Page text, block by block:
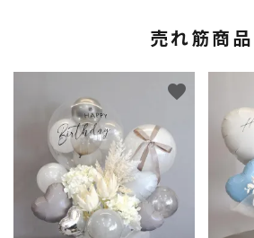
売れ筋商品
favorite